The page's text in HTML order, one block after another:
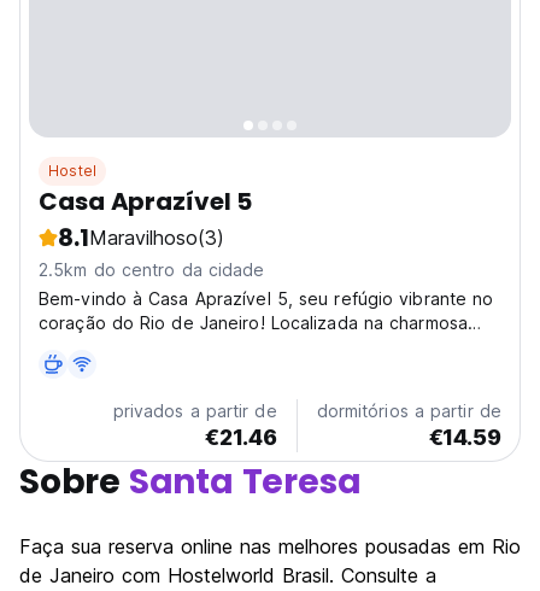
Hostel
Casa Aprazível 5
8.1Maravilhoso(3)
2.5km do centro da cidade
Bem-vindo à Casa Aprazível 5, seu refúgio vibrante no
coração do Rio de Janeiro! Localizada na charmosa
autêntica e inesquecível, combinando o charme carioca
com o conforto moderno. Imagine-se relaxando...
privados a partir de
€21.46
dormitórios a partir de
€14.59
Sobre Santa Teresa
Faça sua reserva online nas melhores pousadas em Rio
de Janeiro com Hostelworld Brasil. Consulte a